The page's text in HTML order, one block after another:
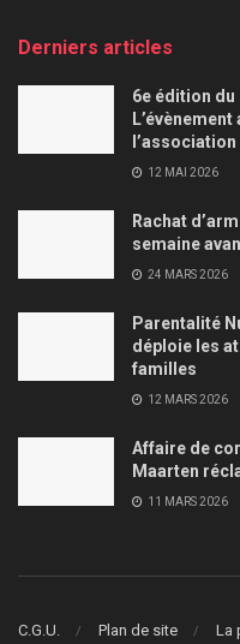
Derniers articles
6e édition du
l’association
12 MAI 2026
Rachat
semaine
24 MARS 2026
Parentalité
déploie les
familles
12 MARS 2026
Affaire de
Maarten
11 MARS 2026
C.G.U. Plan de site La